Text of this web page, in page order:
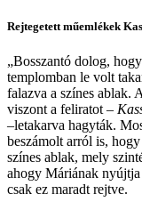
Rejtegetett műemlékek
„Bosszantó dolog,
templomban le volt
falazva a színes ablak.
viszont a feliratot –
–letakarva hagyták.
beszámolt arról is,
színes ablak, mely
ahogy Máriának
csak ez maradt rejtve.